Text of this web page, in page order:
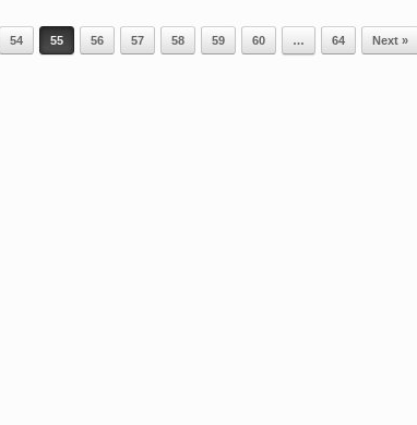
54 55 56 57 58 59 60 … 64 Next »